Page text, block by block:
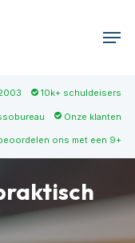
2003 10k+ schuldeisers
Onze klanten
ons met een 9+